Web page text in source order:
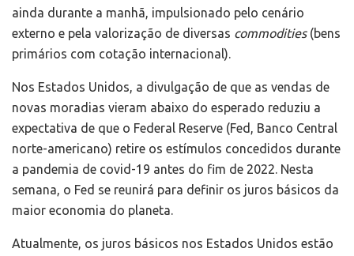
ainda durante a manhã, impulsionado pelo cenário
externo e pela valorização de diversas commodities(bens
primários com cotação internacional).
Nos Estados Unidos, a divulgação de que as vendas de
novas moradias vieram abaixo do esperado reduziu a
expectativa de que o Federal Reserve (Fed, Banco Central
norte-americano) retire os estímulos concedidos durante
a pandemia de covid-19 antes do fim de 2022. Nesta
semana, o Fed se reunirá para definir os juros básicos da
maior economia do planeta.
Atualmente, os juros básicos nos Estados Unidos estão